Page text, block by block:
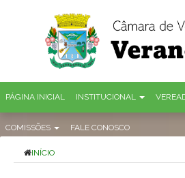
PÁGINA INICIAL INSTITUCIONAL
COMISSÕES FALE CONOSCO
INÍCIO